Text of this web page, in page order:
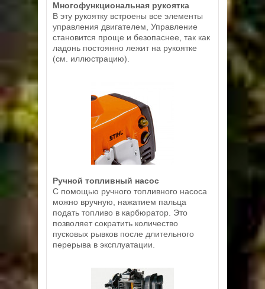
Многофункциональная рукоятка
В эту рукоятку встроены все элементы
управления двигателем, Управление
становится проще и безопаснее, так как
ладонь постоянно лежит на рукоятке
(см. иллюстрацию).
Ручной топливный насос
С помощью ручного топливного насоса
можно вручную, нажатием пальца
подать топливо в карбюратор. Это
позволяет сократить количество
пусковых рывков после длительного
перерыва в эксплуатации.